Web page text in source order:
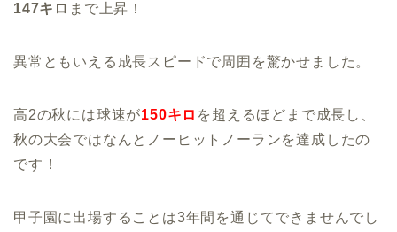
147キロ まで上昇！
異常ともいえる成長スピードで周囲を驚かせました。
高2の秋には球速が150キロ を超えるほどまで成長し、
秋の大会ではなんとノーヒットノーランを達成したの
です！
甲子園に出場することは3年間を通じてできませんでし